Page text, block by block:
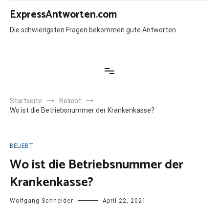
Zum
Inhalt
springen
ExpressAntworten.com
Die schwierigsten Fragen bekommen gute Antworten
Startseite
Beliebt
Wo ist die Betriebsnummer der Krankenkasse?
BELIEBT
Wo ist die Betriebsnummer der
Krankenkasse?
Wolfgang Schneider April 22, 2021